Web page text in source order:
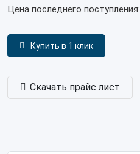
Цена последнего поступления:
Купить в 1 клик
Скачать прайс лист